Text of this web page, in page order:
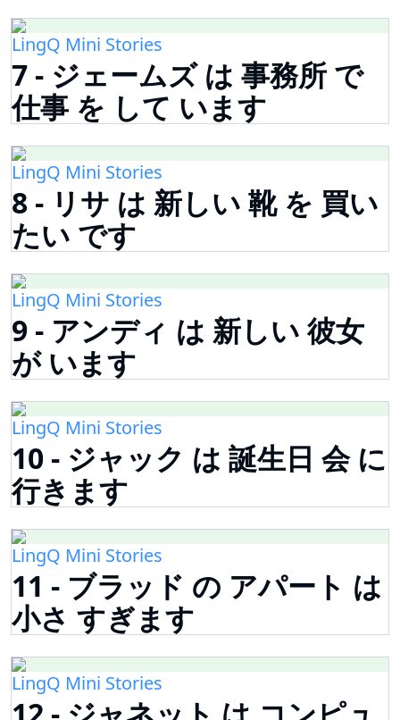
LingQ Mini Stories
7 - ジェームズ は 事務所 で
仕事 を して います
LingQ Mini Stories
8 - リサ は 新しい 靴 を 買い
たい です
LingQ Mini Stories
9 - アンディ は 新しい 彼女
が います
LingQ Mini Stories
10 - ジャック は 誕生日 会 に
行きます
LingQ Mini Stories
11 - ブラッド の アパート は
小さ すぎます
LingQ Mini Stories